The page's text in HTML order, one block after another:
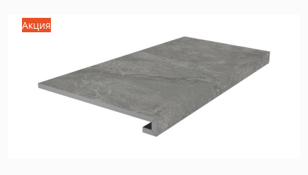
Акция